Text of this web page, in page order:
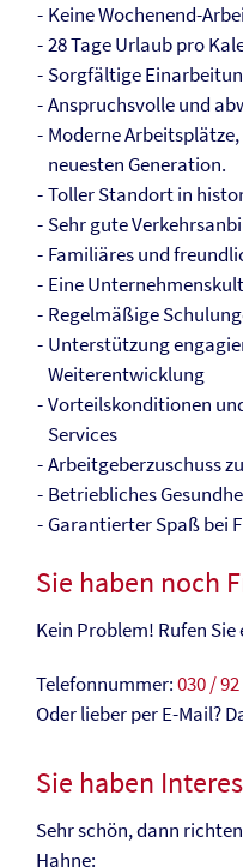
Keine Wochenend-
28 Tage Urlaub pro
Sorgfältige
Anspruchsvolle und
Moderne
neuesten Generation.
Toller Standort in
Sehr gute
Familiäres und
Eine
Regelmäßige
Unterstützung
Weiterentwicklung
Vorteilskonditionen
Services
Arbeitgeberzuschuss
Betriebliches
Garantierter Spaß bei
Sie haben noch
Kein Problem! Rufen
Telefonnummer:030 /
Oder lieber per E-Mail?
Sie haben
Sehr schön, dann
Hahne: